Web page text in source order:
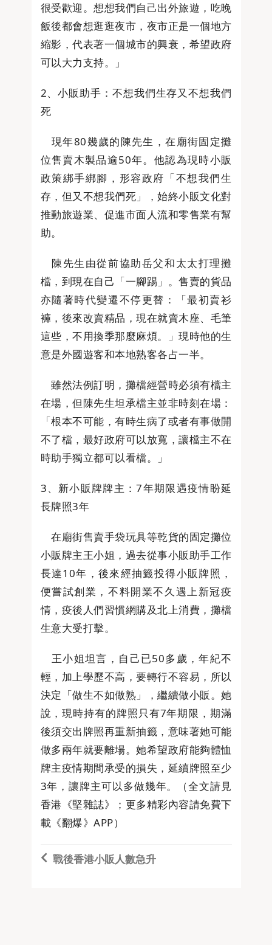
很受歡迎。想想我們自己出外旅遊，吃晚
飯後都會想逛逛夜市，夜市正是一個地方
縮影，代表著一個城市的興衰，希望政府
可以大力支持。」
2、小販助手：不想我們生存又不想我們
死
現年80幾歲的陳先生，在廟街固定攤
位售賣木製品逾50年。他認為現時小販
政策綁手綁腳，形容政府「不想我們生
存，但又不想我們死」，始終小販文化對
推動旅遊業、促進市面人流和零售業有幫
助。
陳先生由從前協助岳父和太太打理攤
檔，到現在自己「一腳踢」。售賣的貨品
亦隨著時代變遷不停更替：「最初賣衫
褲，後來改賣精品，現在就賣木座、毛筆
這些，不用換季那麼麻煩。」現時他的生
意是外國遊客和本地熟客各占一半。
雖然法例訂明，攤檔經營時必須有檔主
在場，但陳先生坦承檔主並非時刻在場：
「根本不可能，有時生病了或者有事做開
不了檔，最好政府可以放寬，讓檔主不在
時助手獨立都可以看檔。」
3、新小販牌牌主：7年期限遇疫情盼延
長牌照3年
在廟街售賣手袋玩具等乾貨的固定攤位
小販牌主王小姐，過去從事小販助手工作
長達10年，後來經抽籤投得小販牌照，
便嘗試創業，不料開業不久遇上新冠疫
情，疫後人們習慣網購及北上消費，攤檔
生意大受打擊。
王小姐坦言，自己已50多歲，年紀不
輕，加上學歷不高，要轉行不容易，所以
決定「做生不如做熟」，繼續做小販。她
說，現時持有的牌照只有7年期限，期滿
後須交出牌照再重新抽籤，意味著她可能
做多兩年就要離場。她希望政府能夠體恤
牌主疫情期間承受的損失，延續牌照至少
3年，讓牌主可以多做幾年。（全文請見
香港《堅雜誌》；更多精彩內容請免費下
載《翻爆》APP）
戰後香港小販人數急升